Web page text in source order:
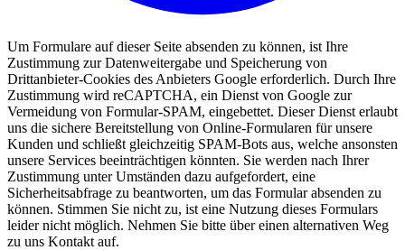
Um Formulare auf dieser Seite absenden zu können, ist Ihre
Zustimmung zur Datenweitergabe und Speicherung von
Drittanbieter-Cookies des Anbieters Google erforderlich. Durch Ihre
Zustimmung wird reCAPTCHA, ein Dienst von Google zur
Vermeidung von Formular-SPAM, eingebettet. Dieser Dienst erlaubt
uns die sichere Bereitstellung von Online-Formularen für unsere
Kunden und schließt gleichzeitig SPAM-Bots aus, welche ansonsten
unsere Services beeinträchtigen könnten. Sie werden nach Ihrer
Zustimmung unter Umständen dazu aufgefordert, eine
Sicherheitsabfrage zu beantworten, um das Formular absenden zu
können. Stimmen Sie nicht zu, ist eine Nutzung dieses Formulars
leider nicht möglich. Nehmen Sie bitte über einen alternativen Weg
zu uns Kontakt auf.